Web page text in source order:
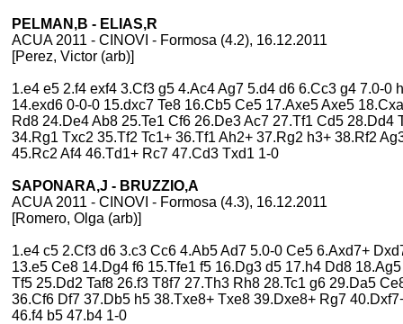
PELMAN,B - ELIAS,R
ACUA 2011 - CINOVI - Formosa (4.2), 16.12.2011
[Perez, Victor (arb)]
1.e4 e5 2.f4 exf4 3.Cf3 g5 4.Ac4 Ag7 5.d4 d6 6.Cc3 g4 7.0-
14.exd6 0-0-0 15.dxc7 Te8 16.Cb5 Ce5 17.Axe5 Axe5
Rd8 24.De4 Ab8 25.Te1 Cf6 26.De3 Ac7 27.Tf1 Cd5
34.Rg1 Txc2 35.Tf2 Tc1+ 36.Tf1 Ah2+ 37.Rg2 h3+ 38.Rf2
45.Rc2 Af4 46.Td1+ Rc7 47.Cd3 Txd1 1-0
SAPONARA,J - BRUZZIO,A
ACUA 2011 - CINOVI - Formosa (4.3), 16.12.2011
[Romero, Olga (arb)]
1.e4 c5 2.Cf3 d6 3.c3 Cc6 4.Ab5 Ad7 5.0-0 Ce5 6.Axd7+
13.e5 Ce8 14.Dg4 f6 15.Tfe1 f5 16.Dg3 d5 17.h4 Dd8
Tf5 25.Dd2 Taf8 26.f3 T8f7 27.Th3 Rh8 28.Tc1 g6 29.Da5
36.Cf6 Df7 37.Db5 h5 38.Txe8+ Txe8 39.Dxe8+ Rg7
46.f4 b5 47.b4 1-0